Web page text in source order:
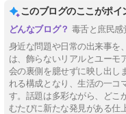
このブログのここがポイ
毒舌と庶民感
身近な問題や日常の出来事を
は、飾らないリアルとユーモ
会の裏側を臆せずに映し出し
れる構成となり、生活の一コ
す。話題は多彩ながら、どこ
むたびに新たな発見がある仕